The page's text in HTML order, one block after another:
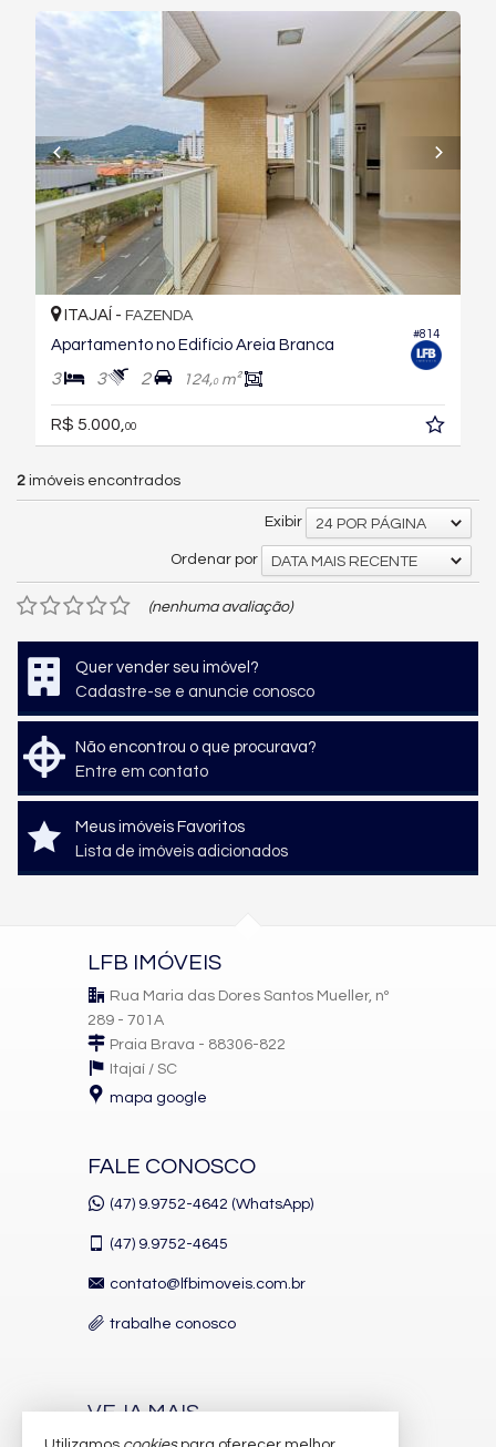
#814
ITAJAÍ - FAZENDA
Apartamento no Edifício Areia Branca
3 3 2 124,0m²
R$ 5.000,00
2 imóveis encontrados
Exibir 24 POR PÁGINA
Ordenar por DATA MAIS RECENTE
(nenhuma avaliação)
Quer vender seu imóvel?
Cadastre-se e anuncie conosco
Não encontrou o que procurava?
Entre em contato
Meus imóveis Favoritos
Lista de imóveis adicionados
LFB IMÓVEIS
Rua Maria das Dores Santos Mueller, nº
289 - 701A
Praia Brava - 88306-822
Itajaí / SC
mapa google
FALE CONOSCO
(47) 9.9752-4642 (WhatsApp)
(47) 9.9752-4645
contato@lfbimoveis.com.br
trabalhe conosco
VEJA MAIS